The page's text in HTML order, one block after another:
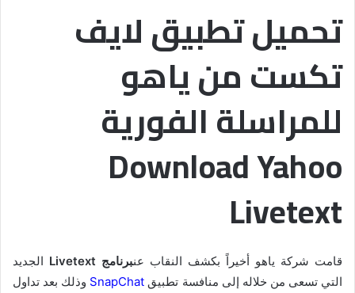
تحميل تطبيق لايف
تكست من ياهو
للمراسلة الفورية
Download Yahoo
Livetext
قامت شركة ياهو أخيراً بكشف النقاب عنبرنامج Livetext
الجديد
التي تسعى من خلاله إلى منافسة تطبيق SnapChat وذلك بعد تداول